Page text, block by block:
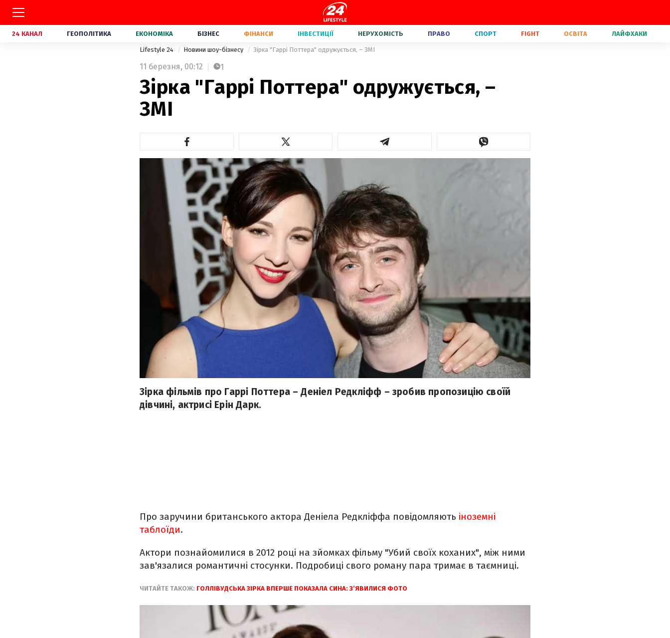
24 КАНАЛ ГЕОПОЛІТИКА ЕКОНОМІКА БІЗНЕС ФІНАНСИ ІНВЕСТИЦІЇ НЕРУХОМІСТЬ ПРАВО СПОРТ FIGHT ОСВІТА ЛАЙФХАКИ
Lifestyle 24 Новини шоу-бізнесу Зірка "Гаррі Поттера" одружується, – ЗМІ
11 березня, 00:12 1
Зірка "Гаррі Поттера" одружується, –
ЗМІ
Зірка фільмів про Гаррі Поттера – Деніел Редкліфф – зробив пропозицію своїй
дівчині, актрисі Ерін Дарк.
Про заручини британського актора Деніела Редкліффа повідомляють іноземні
таблоїди.
Актори познайомилися в 2012 році на зйомках фільму "Убий своїх коханих", між ними
зав'язалися романтичні стосунки. Подробиці свого роману пара тримає в таємниці.
ЧИТАЙТЕ ТАКОЖ: ГОЛЛІВУДСЬКА ЗІРКА ВПЕРШЕ ПОКАЗАЛА СИНА: З’ЯВИЛИСЯ ФОТО